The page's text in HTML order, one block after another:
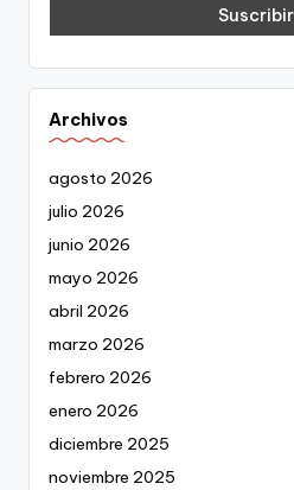
Archivos
agosto 2026
julio 2026
junio 2026
mayo 2026
abril 2026
marzo 2026
febrero 2026
enero 2026
diciembre 2025
noviembre 2025